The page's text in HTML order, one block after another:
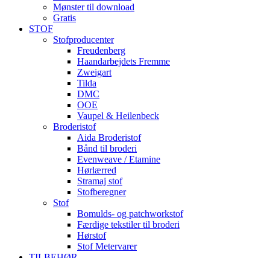
Mønster til download
Gratis
STOF
Stofproducenter
Freudenberg
Haandarbejdets Fremme
Zweigart
Tilda
DMC
OOE
Vaupel & Heilenbeck
Broderistof
Aida Broderistof
Bånd til broderi
Evenweave / Etamine
Hørlærred
Stramaj stof
Stofberegner
Stof
Bomulds- og patchworkstof
Færdige tekstiler til broderi
Hørstof
Stof Metervarer